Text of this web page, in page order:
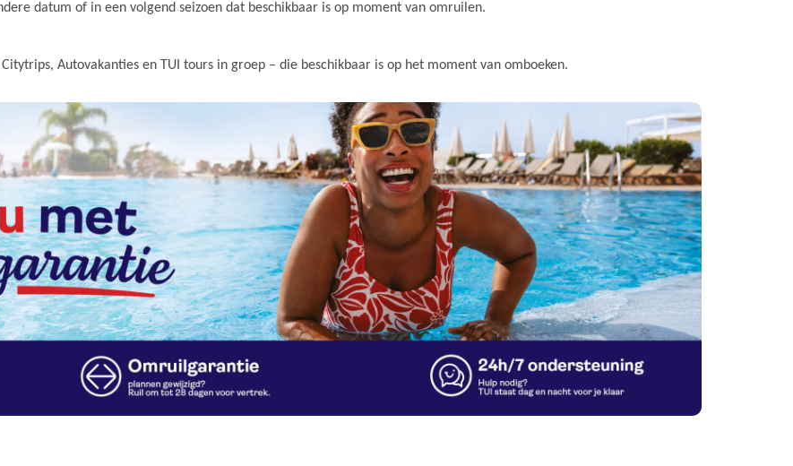
datum of in een volgend seizoen dat beschikbaar is op moment van omruilen.
Autovakanties en TUI tours in groep – die beschikbaar is op het moment van omboeken.